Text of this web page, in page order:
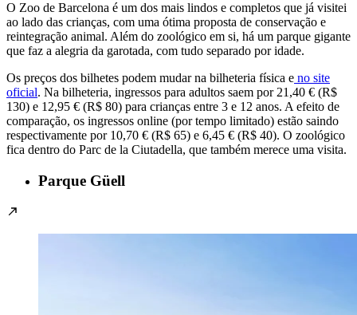
O Zoo de Barcelona é um dos mais lindos e completos que já visitei
ao lado das crianças, com uma ótima proposta de conservação e
reintegração animal. Além do zoológico em si, há um parque gigante
que faz a alegria da garotada, com tudo separado por idade.
Os preços dos bilhetes podem mudar na bilheteria física e no site
oficial. Na bilheteria, ingressos para adultos saem por 21,40 € (R$
130) e 12,95 € (R$ 80) para crianças entre 3 e 12 anos. A efeito de
comparação, os ingressos online (por tempo limitado) estão saindo
respectivamente por 10,70 € (R$ 65) e 6,45 € (R$ 40). O zoológico
fica dentro do Parc de la Ciutadella, que também merece uma visita.
Parque Güell